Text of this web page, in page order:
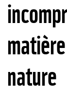
nature